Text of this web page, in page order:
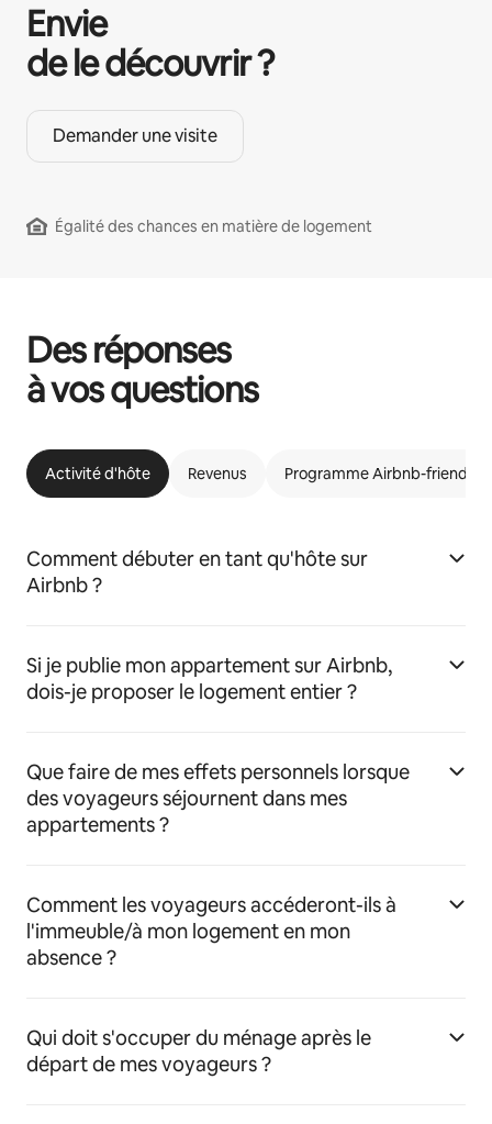
Envie
de le découvrir ?
Demander une visite
Égalité des chances en matière de logement
Des réponses
à vos questions
Activité d'hôte Revenus Programme Airbnb-friendly
Comment débuter en tant qu'hôte sur
Airbnb ?
Si je publie mon appartement sur Airbnb,
dois-je proposer le logement entier ?
Que faire de mes effets personnels lorsque
des voyageurs séjournent dans mes
appartements ?
Comment les voyageurs accéderont-ils à
l'immeuble/à mon logement en mon
absence ?
Qui doit s'occuper du ménage après le
départ de mes voyageurs ?